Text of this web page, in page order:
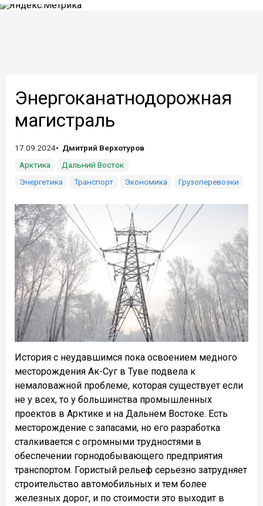
Энергоканатнодорожная
магистраль
17.09.2024
Дмитрий Верхотуров
Арктика
Дальний Восток
Энергетика
Транспорт Экономика Грузоперевозки
История с неудавшимся пока освоением медного
месторождения Ак-Суг в Туве подвела к
немаловажной проблеме, которая существует если
не у всех, то у большинства промышленных
проектов в Арктике и на Дальнем Востоке. Есть
месторождение с запасами, но его разработка
сталкивается с огромными трудностями в
обеспечении горнодобывающего предприятия
транспортом. Гористый рельеф серьезно затрудняет
строительство автомобильных и тем более
железных дорог, и по стоимости это выходит в